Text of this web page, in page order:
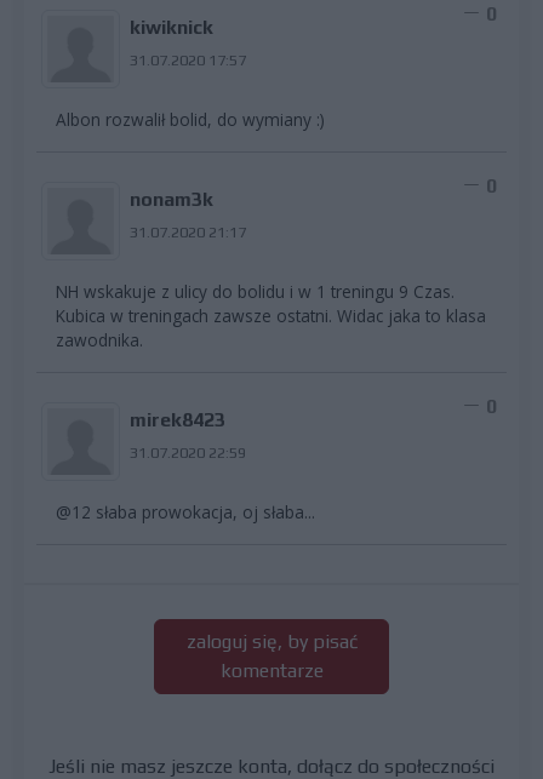
kiwiknick
31.07.2020 17:57
0
Albon rozwalił bolid, do wymiany :)
nonam3k
31.07.2020 21:17
0
NH wskakuje z ulicy do bolidu i w 1 treningu 9 Czas.
Kubica w treningach zawsze ostatni. Widac jaka to klasa
zawodnika.
mirek8423
31.07.2020 22:59
0
@12 słaba prowokacja, oj słaba...
zaloguj się, by pisać
komentarze
Jeśli nie masz jeszcze konta, dołącz do społeczności